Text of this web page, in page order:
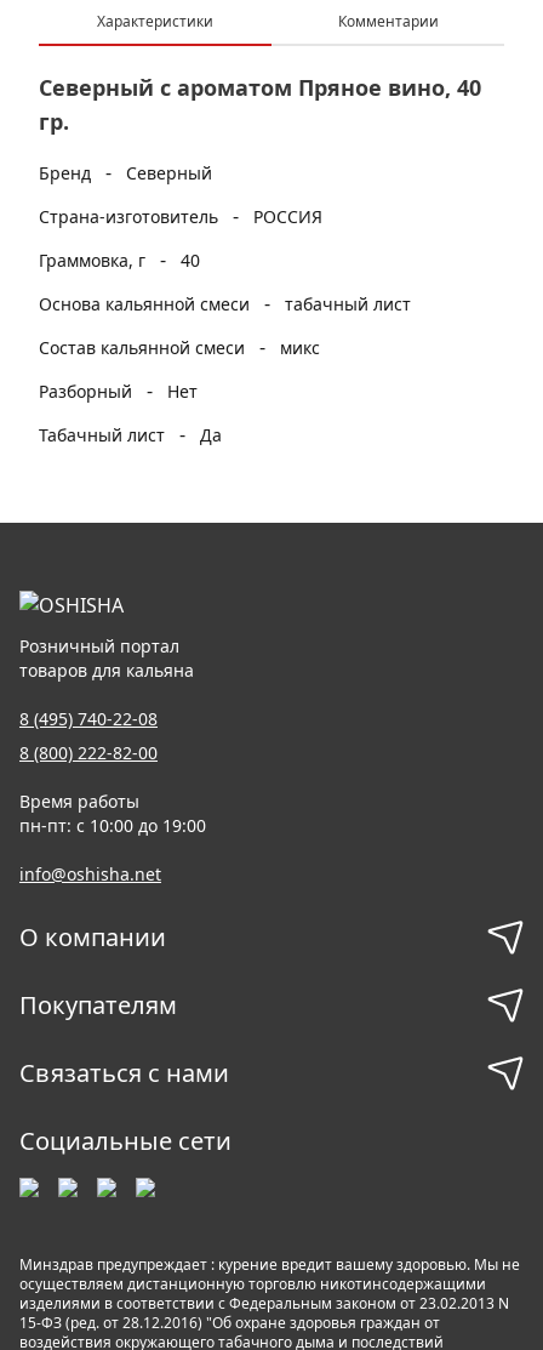
Характеристики Комментарии
Северный с ароматом Пряное вино, 40
гр.
Бренд -
Северный
Страна-изготовитель
-
РОССИЯ
Граммовка, г
- 40
Основа кальянной смеси
- табачный лист
Состав кальянной смеси
-
микс
Разборный
-
Нет
Табачный лист
- Да
Розничный портал
товаров для кальяна
8 (495) 740-22-08
8 (800) 222-82-00
Время работы
пн-пт: с 10:00 до 19:00
info@oshisha.net
О компании
Покупателям
Связаться с нами
Социальные сети
Минздрав предупреждает : курение вредит вашему здоровью. Мы не
осуществляем дистанционную торговлю никотинсодержащими
изделиями в соответствии с Федеральным законом от 23.02.2013 N
15-ФЗ (ред. от 28.12.2016) "Об охране здоровья граждан от
воздействия окружающего табачного дыма и последствий